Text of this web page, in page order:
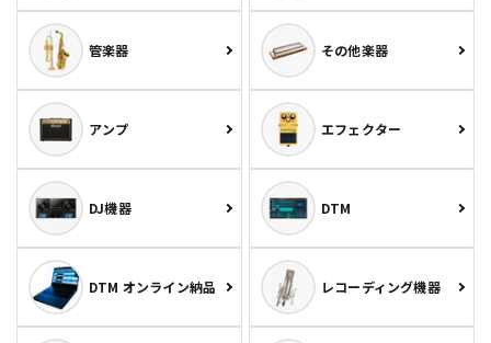
管楽器 その他楽器
アンプ エフェクター
DJ機器 DTM
DTM オンライン納品 レコーディング機器